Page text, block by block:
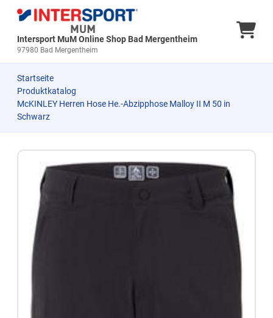
Intersport MuM Online Shop Bad Mergentheim
97980 Bad Mergentheim
Startseite
Produktkatalog
McKINLEY Herren Hose He.-Abzipphose Malloy II M 50 in
Schwarz